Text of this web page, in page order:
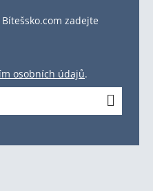
zadejte
osobních údajů.